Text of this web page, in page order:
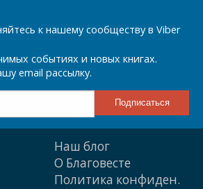
к нашему сообществу в Viber
событиях и новых книгах.
email рассылку.
Наш блог
О Благовесте
Политика конфиден.